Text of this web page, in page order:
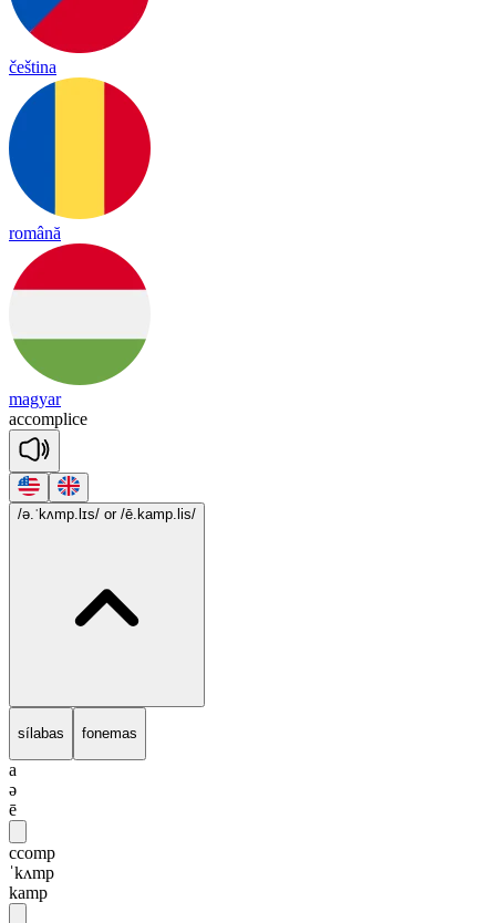
čeština
română
magyar
accomplice
/ə.ˈkʌmp.lɪs/ or /ē.kamp.lis/
sílabas fonemas
a
ə
ē
ccomp
ˈkʌmp
kamp